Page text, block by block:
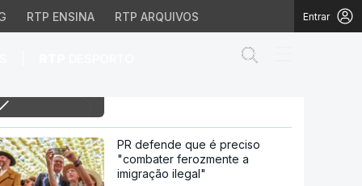
RTP ENSINA RTP ARQUIVOS Entrar
respostas do
8h Bombeiros falam em situação
PR defende que é preciso
"combater ferozmente a
imigração ilegal"